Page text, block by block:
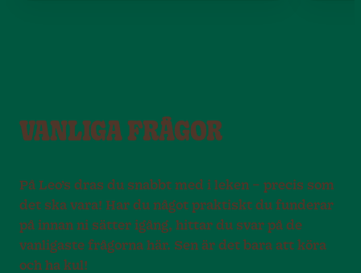
VANLIGA FRÅGOR
På Leo’s dras du snabbt med i leken – precis som
det ska vara! Har du något praktiskt du funderar
på innan ni sätter igång, hittar du svar på de
vanligaste frågorna här. Sen är det bara att köra
och ha kul!